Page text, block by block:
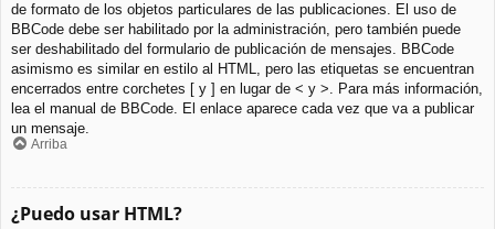
de formato de los objetos particulares de las publicaciones. El uso de
BBCode debe ser habilitado por la administración, pero también puede
ser deshabilitado del formulario de publicación de mensajes. BBCode
asimismo es similar en estilo al HTML, pero las etiquetas se encuentran
encerrados entre corchetes [ y ] en lugar de < y >. Para más información,
lea el manual de BBCode. El enlace aparece cada vez que va a publicar
un mensaje.
Arriba
¿Puedo usar HTML?